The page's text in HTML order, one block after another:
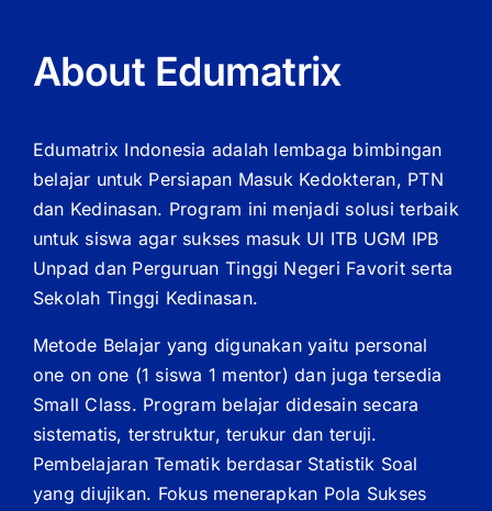
About Edumatrix
Edumatrix Indonesia adalah lembaga bimbingan
belajar untuk Persiapan Masuk Kedokteran, PTN
dan Kedinasan. Program ini menjadi solusi terbaik
untuk siswa agar sukses masuk UI ITB UGM IPB
Unpad dan Perguruan Tinggi Negeri Favorit serta
Sekolah Tinggi Kedinasan.
Metode Belajar yang digunakan yaitu personal
one on one (1 siswa 1 mentor) dan juga tersedia
Small Class. Program belajar didesain secara
sistematis, terstruktur, terukur dan teruji.
Pembelajaran Tematik berdasar Statistik Soal
yang diujikan. Fokus menerapkan Pola Sukses